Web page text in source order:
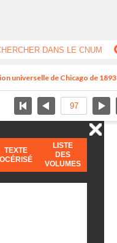
universelle de Chicago de 1893
TEXTE
OCÉRISÉ
LISTE
DES
VOLUMES